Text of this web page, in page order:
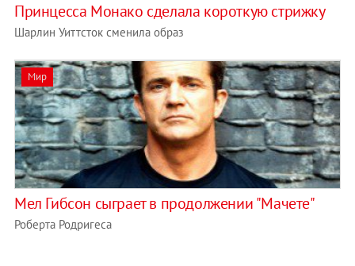
Принцесса Монако cделала короткую стрижку
Шарлин Уиттсток сменила образ
Мир
Мел Гибсон сыграет в продолжении "Мачете"
Роберта Родригеса